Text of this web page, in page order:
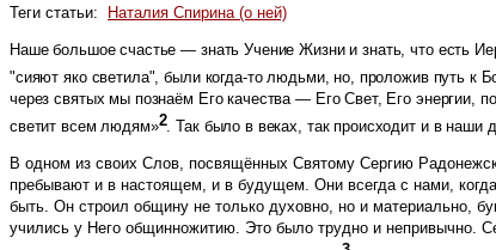
Теги статьи: Наталия Спирина (о ней)
Наше большое счастье — знать Учение Жизни и знать, что есть
"сияют яко светила", были когда-то людьми, но, проложив путь к
через святых мы познаём Его качества — Его Свет, Его энергии,
светит всем людям»2. Так было в веках, так происходит и в наши
В одном из своих Слов, посвящённых Святому Сергию
пребывают и в настоящем, и в будущем. Они всегда с нами,
быть. Он строил общину не только духовно, но и материально,
учились у Него общинножитию. Это было трудно и непривычно.